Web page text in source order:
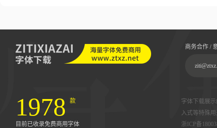
商务合作 /
1978 款
目前已收录免费商用字体
字体下载展
入式等特殊
浙ICP备